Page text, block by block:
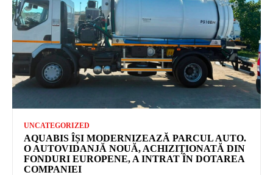
UNCATEGORIZED
AQUABIS ÎȘI MODERNIZEAZĂ PARCUL AUTO.
O AUTOVIDANJĂ NOUĂ, ACHIZIȚIONATĂ DIN
FONDURI EUROPENE, A INTRAT ÎN DOTAREA
COMPANIEI